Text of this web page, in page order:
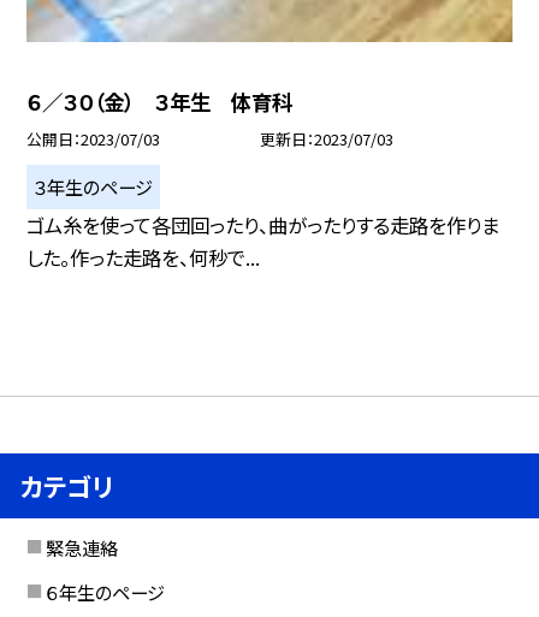
６／３０（金） ３年生 体育科
公開日 2023/07/03 更新日 2023/07/03
３年生のページ
ゴム糸を使って各団回ったり、曲がったりする走路を作りま
した。作った走路を、何秒で...
カテゴリ
緊急連絡
６年生のページ